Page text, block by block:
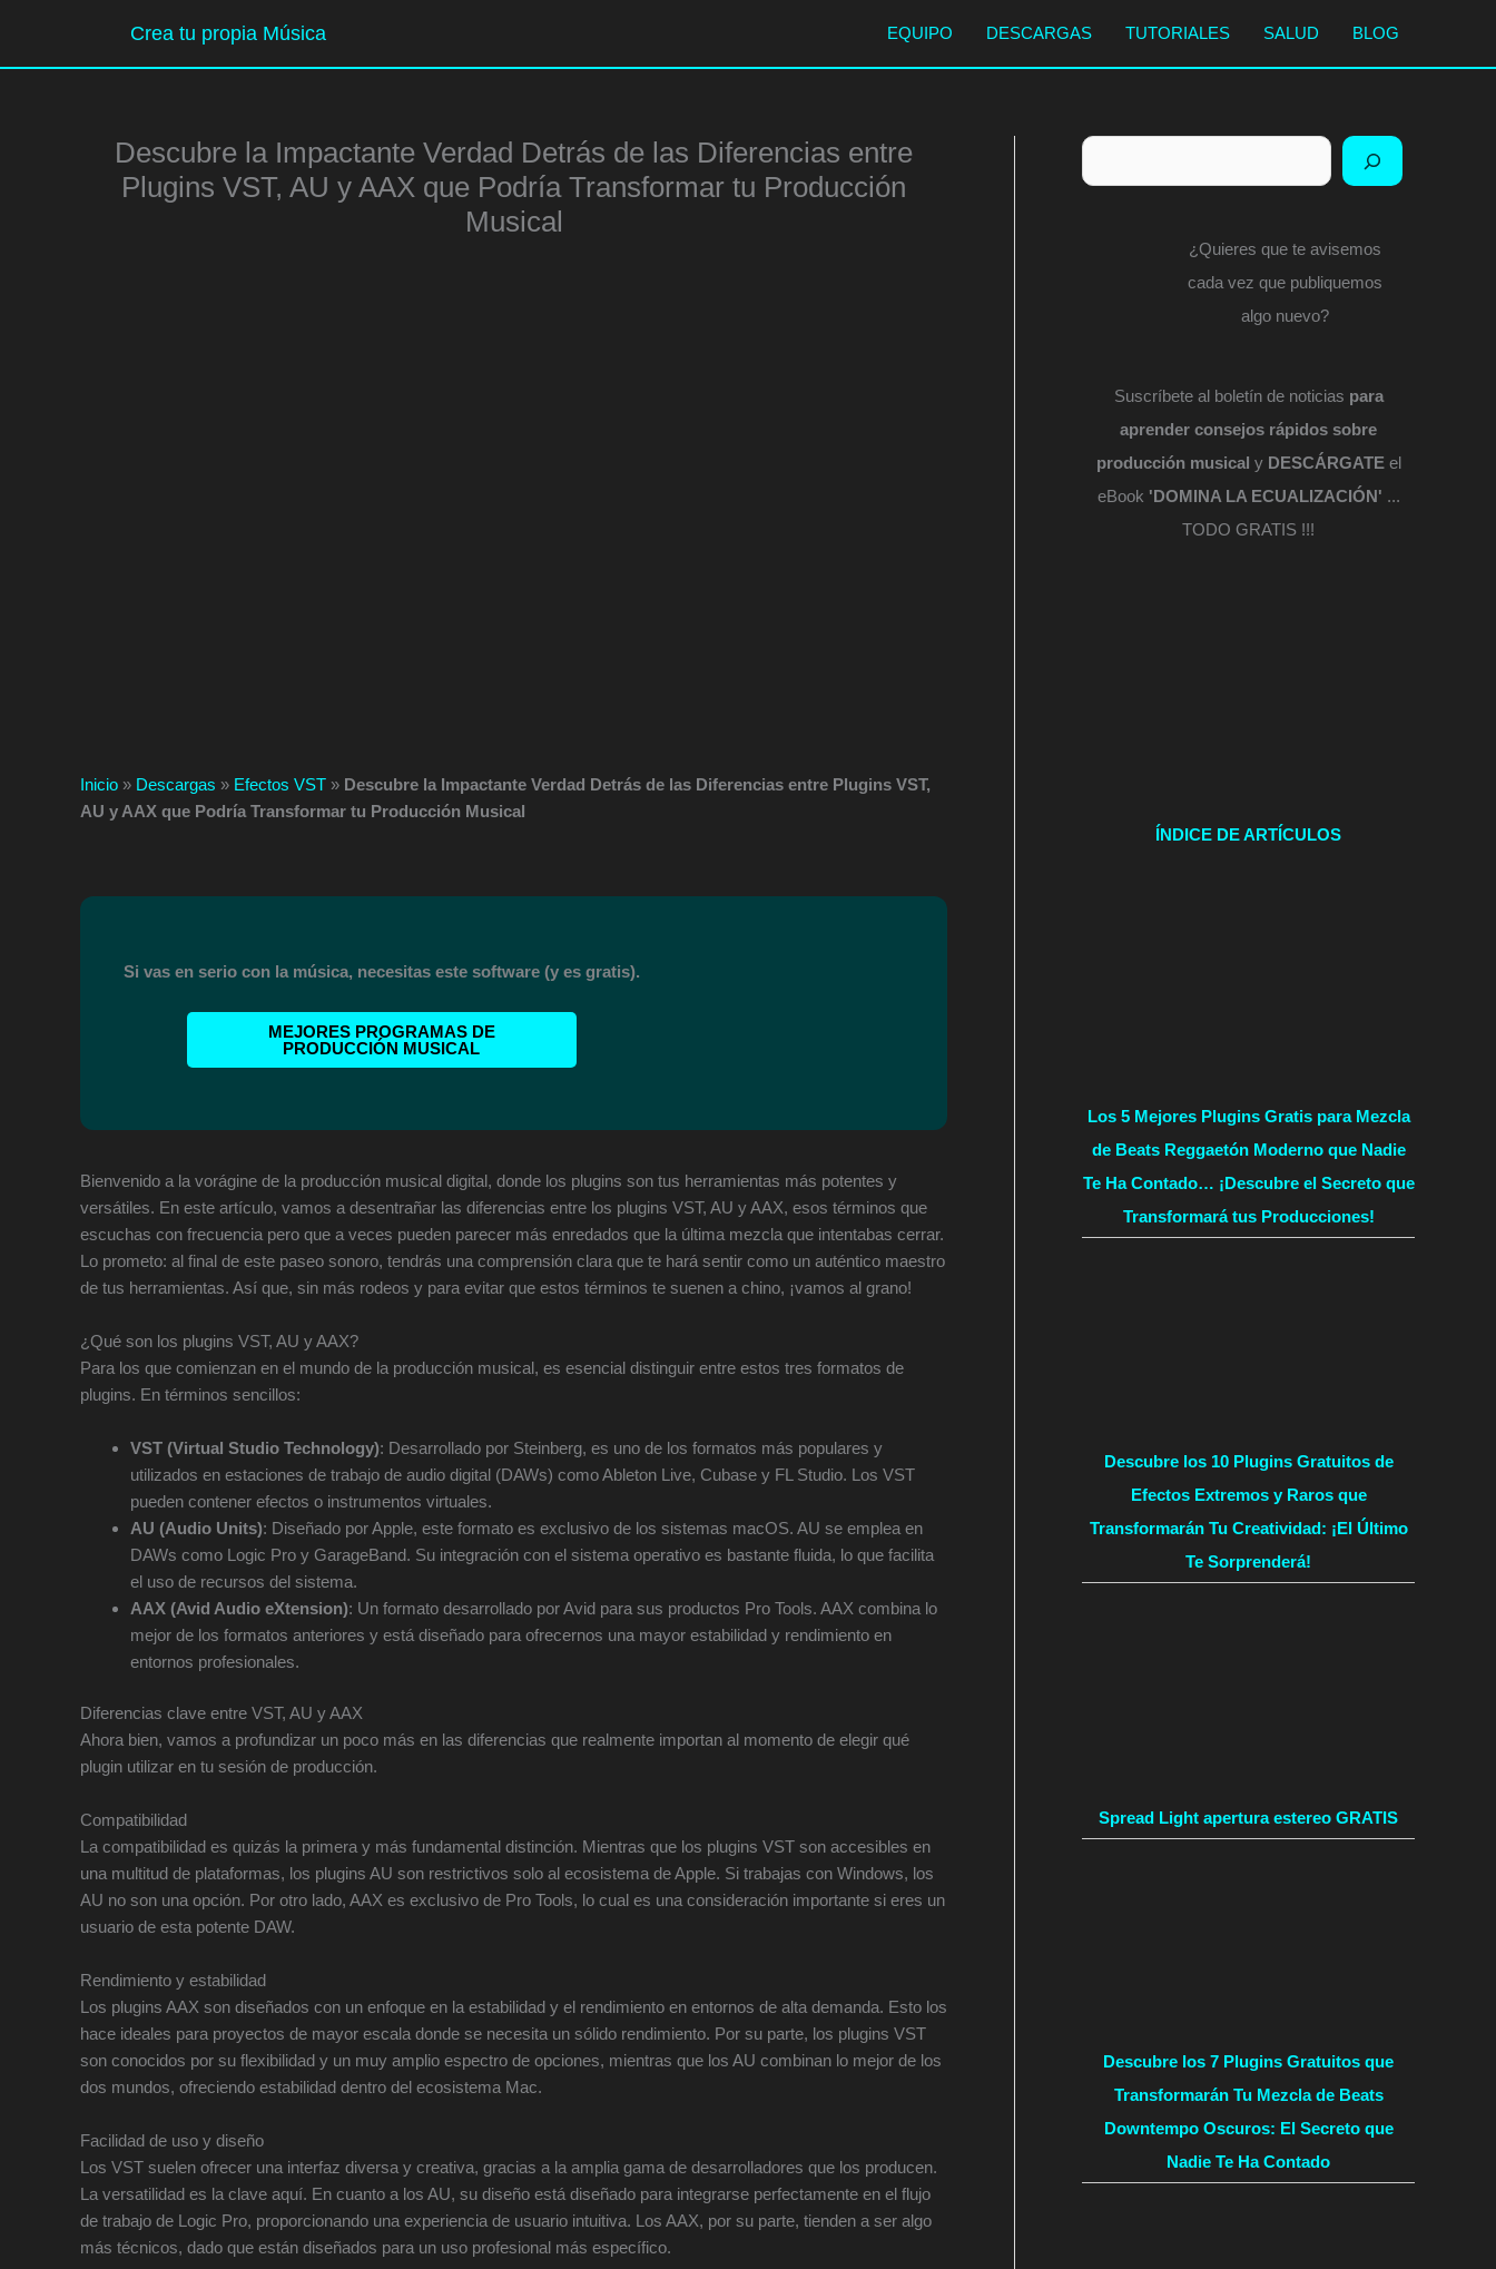
contenido
Crea tu propia Música EQUIPO DESCARGAS TUTORIALES SALUD BLOG
Descubre la Impactante Verdad Detrás de las Diferencias entre
Plugins VST, AU y AAX que Podría Transformar tu Producción
Musical
Inicio » Descargas » Efectos VST » Descubre la Impactante Verdad Detrás de las Diferencias entre Plugins VST,
AU y AAX que Podría Transformar tu Producción Musical
Si vas en serio con la música, necesitas este software (y es gratis).
MEJORES PROGRAMAS DE
PRODUCCIÓN MUSICAL
Bienvenido a la vorágine de la producción musical digital, donde los plugins son tus herramientas más potentes y
versátiles. En este artículo, vamos a desentrañar las diferencias entre los plugins VST, AU y AAX, esos términos que
escuchas con frecuencia pero que a veces pueden parecer más enredados que la última mezcla que intentabas cerrar.
Lo prometo: al final de este paseo sonoro, tendrás una comprensión clara que te hará sentir como un auténtico maestro
de tus herramientas. Así que, sin más rodeos y para evitar que estos términos te suenen a chino, ¡vamos al grano!
¿Qué son los plugins VST, AU y AAX?
Para los que comienzan en el mundo de la producción musical, es esencial distinguir entre estos tres formatos de
plugins. En términos sencillos:
VST (Virtual Studio Technology): Desarrollado por Steinberg, es uno de los formatos más populares y
utilizados en estaciones de trabajo de audio digital (DAWs) como Ableton Live, Cubase y FL Studio. Los VST
pueden contener efectos o instrumentos virtuales.
AU (Audio Units): Diseñado por Apple, este formato es exclusivo de los sistemas macOS. AU se emplea en
DAWs como Logic Pro y GarageBand. Su integración con el sistema operativo es bastante fluida, lo que facilita
el uso de recursos del sistema.
AAX (Avid Audio eXtension): Un formato desarrollado por Avid para sus productos Pro Tools. AAX combina lo
mejor de los formatos anteriores y está diseñado para ofrecernos una mayor estabilidad y rendimiento en
entornos profesionales.
Diferencias clave entre VST, AU y AAX
Ahora bien, vamos a profundizar un poco más en las diferencias que realmente importan al momento de elegir qué
plugin utilizar en tu sesión de producción.
Compatibilidad
La compatibilidad es quizás la primera y más fundamental distinción. Mientras que los plugins VST son accesibles en
una multitud de plataformas, los plugins AU son restrictivos solo al ecosistema de Apple. Si trabajas con Windows, los
AU no son una opción. Por otro lado, AAX es exclusivo de Pro Tools, lo cual es una consideración importante si eres un
usuario de esta potente DAW.
Rendimiento y estabilidad
Los plugins AAX son diseñados con un enfoque en la estabilidad y el rendimiento en entornos de alta demanda. Esto los
hace ideales para proyectos de mayor escala donde se necesita un sólido rendimiento. Por su parte, los plugins VST
son conocidos por su flexibilidad y un muy amplio espectro de opciones, mientras que los AU combinan lo mejor de los
dos mundos, ofreciendo estabilidad dentro del ecosistema Mac.
Facilidad de uso y diseño
Los VST suelen ofrecer una interfaz diversa y creativa, gracias a la amplia gama de desarrolladores que los producen.
La versatilidad es la clave aquí. En cuanto a los AU, su diseño está diseñado para integrarse perfectamente en el flujo
de trabajo de Logic Pro, proporcionando una experiencia de usuario intuitiva. Los AAX, por su parte, tienden a ser algo
más técnicos, dado que están diseñados para un uso profesional más específico.
Buscar
¿Quieres que te avisemos
cada vez que publiquemos
algo nuevo?
Suscríbete al boletín de noticias para
aprender consejos rápidos sobre
producción musical y DESCÁRGATEel
eBook 'DOMINA LA ECUALIZACIÓN' ...
TODO GRATIS !!!
ÍNDICE DE ARTÍCULOS
Los 5 Mejores Plugins Gratis para Mezcla
de Beats Reggaetón Moderno que Nadie
Te Ha Contado… ¡Descubre el Secreto que
Transformará tus Producciones!
Descubre los 10 Plugins Gratuitos de
Efectos Extremos y Raros que
Transformarán Tu Creatividad: ¡El Último
Te Sorprenderá!
Spread Light apertura estereo GRATIS
Descubre los 7 Plugins Gratuitos que
Transformarán Tu Mezcla de Beats
Downtempo Oscuros: El Secreto que
Nadie Te Ha Contado